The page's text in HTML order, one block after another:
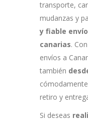
transporte,
mudanzas y
y fiable
canarias.
envíos a
también
retiro y
Si deseas